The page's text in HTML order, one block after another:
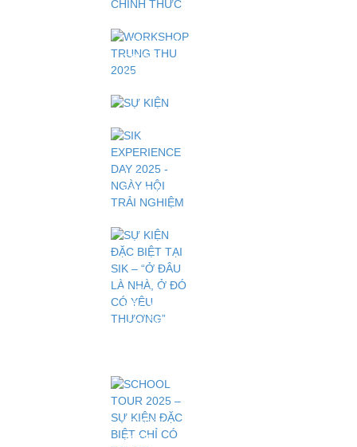
NGƯỢC -
CHỜ ĐÓN
NGÀY SIK
QUẬN 12
THỨC
WORKSHOP
TRUNG
THU 2025
RÀO -
THÌ
THÀO"
SỰ KIỆN
DAY
LỬA TRẠI
CHIẾN
BINH -
ĐỒNG
DIỄN -
NƯỚNG
SIK
EXPERIENCE
DAY 2025
HỘI TRẢI
NGHIỆM
SỰ KIỆN
ĐẶC BIỆT
TẠI SIK –
YÊU
THƯƠNG”
"CHIẾN
QUÂN
ĐỘI, BỨT
PHÁ GIỚI
HẠN
SCHOOL
TOUR